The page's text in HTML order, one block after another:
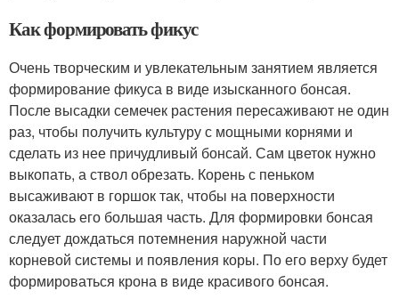
Как формировать фикус
Очень творческим и увлекательным занятием является
формирование фикуса в виде изысканного бонсая.
После высадки семечек растения пересаживают не один
раз, чтобы получить культуру с мощными корнями и
сделать из нее причудливый бонсай. Сам цветок нужно
выкопать, а ствол обрезать. Корень с пеньком
высаживают в горшок так, чтобы на поверхности
оказалась его большая часть. Для формировки бонсая
следует дождаться потемнения наружной части
корневой системы и появления коры. По его верху будет
формироваться крона в виде красивого бонсая.